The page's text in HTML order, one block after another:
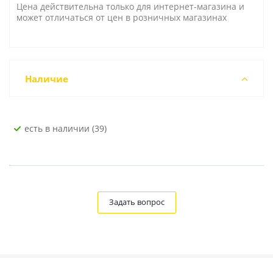
Цена действительна только для интернет-магазина и
может отличаться от цен в розничных магазинах
Наличие
Есть в наличии (39)
Задать вопрос